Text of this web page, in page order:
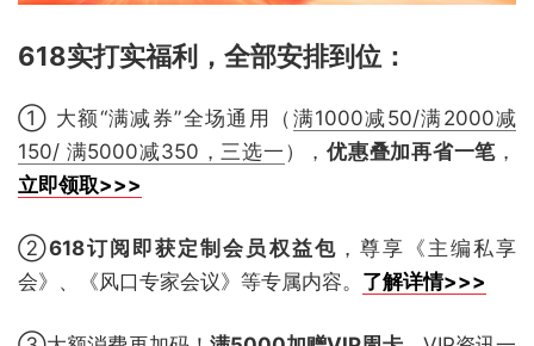
618实打实福利，全部安排到位 ：
① 大额“满减券”全场通用（ 满1000减50/满2000减
150/ 满5000减350，三选一 ），优惠叠加再省一笔 ，
立即领取>>>
②618订阅即获定制会员权益包 ，尊享《主编私享
会》、《风口专家会议》等专属内容。 了解详情>>>